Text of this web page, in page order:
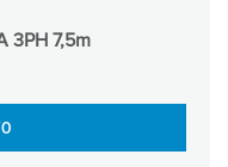
3PH 7,5m